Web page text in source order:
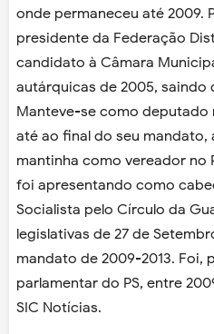
onde permaneceu até 2009.
presidente da Federação
candidato à Câmara
autárquicas de 2005, saindo
Manteve-se como deputado
até ao final do seu
mantinha como vereador no
foi apresentando como
Socialista pelo Círculo da
legislativas de 27 de
mandato de 2009-2013. Foi,
parlamentar do PS, entre
SIC Notícias.